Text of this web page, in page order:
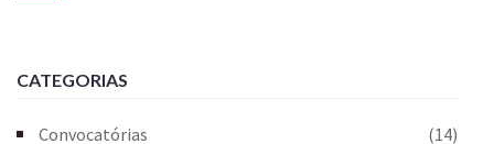
CATEGORIAS
Convocatórias
(14)